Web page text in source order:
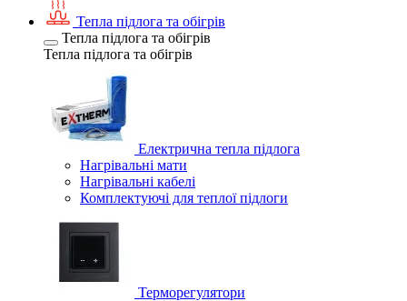
Тепла підлога та обігрів
Тепла підлога та обігрів
Тепла підлога та обігрів
Електрична тепла підлога
Нагрівальні мати
Нагрівальні кабелі
Комплектуючі для теплої підлоги
Терморегулятори